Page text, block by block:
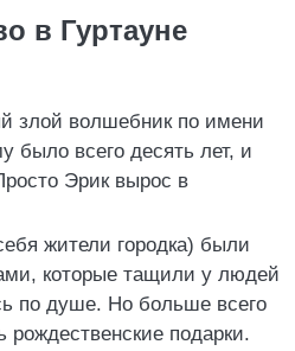
в Гуртауне
злой волшебник по имени
было всего десять лет, и
Эрик вырос в
жители городка) были
которые тащили у людей
по душе. Но больше всего
рождественские подарки.